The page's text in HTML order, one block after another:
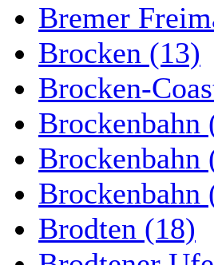
Bremer
Brocken (13)
Brocken-
Brockenbahn
Brockenbahn
Brockenbahn
Brodten (18)